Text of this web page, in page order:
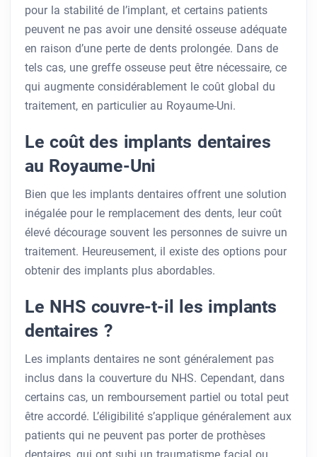
pour la stabilité de l’implant, et certains patients
peuvent ne pas avoir une densité osseuse adéquate
en raison d’une perte de dents prolongée. Dans de
tels cas, une greffe osseuse peut être nécessaire, ce
qui augmente considérablement le coût global du
traitement, en particulier au Royaume-Uni.
Le coût des implants dentaires
au Royaume-Uni
Bien que les implants dentaires offrent une solution
inégalée pour le remplacement des dents, leur coût
élevé décourage souvent les personnes de suivre un
traitement. Heureusement, il existe des options pour
obtenir des implants plus abordables.
Le NHS couvre-t-il les implants
dentaires ?
Les implants dentaires ne sont généralement pas
inclus dans la couverture du NHS. Cependant, dans
certains cas, un remboursement partiel ou total peut
être accordé. L’éligibilité s’applique généralement aux
patients qui ne peuvent pas porter de prothèses